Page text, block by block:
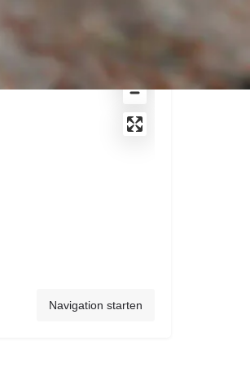
Navigation starten